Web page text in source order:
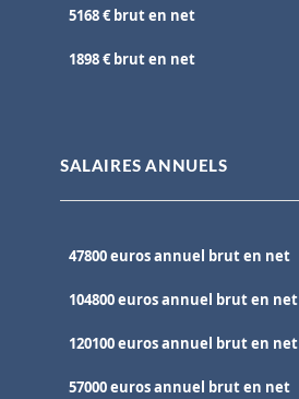
5168 € brut en net
1898 € brut en net
SALAIRES ANNUELS
47800 euros annuel brut en net
104800 euros annuel brut en net
120100 euros annuel brut en net
57000 euros annuel brut en net